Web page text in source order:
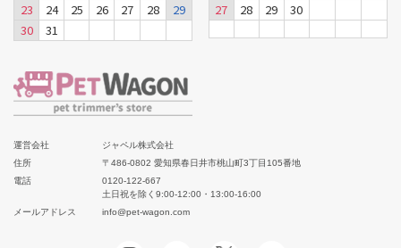
23
24 25 26 27 28
29
30
31
27
28 29 30
運営会社
ジャペル株式会社
住所
〒486-0802 愛知県春日井市桃山町3丁目105番地
電話
0120-122-667
土日祝を除く9:00-12:00・13:00-16:00
メールアドレス
info@pet-wagon.com